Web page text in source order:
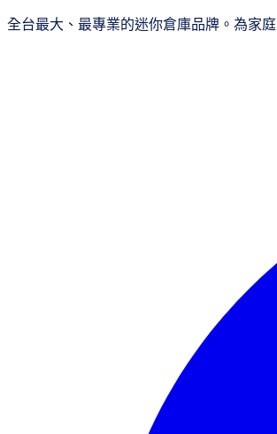
全台最大、最專業的迷你倉庫品牌。為家